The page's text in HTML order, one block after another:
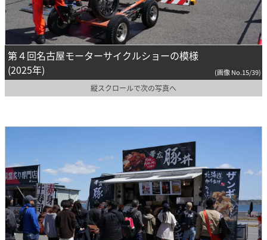
第４回名古屋モーターサイクルショーの模様
(2025年)
(画像 No.15/39)
縦スクロールで次の写真へ